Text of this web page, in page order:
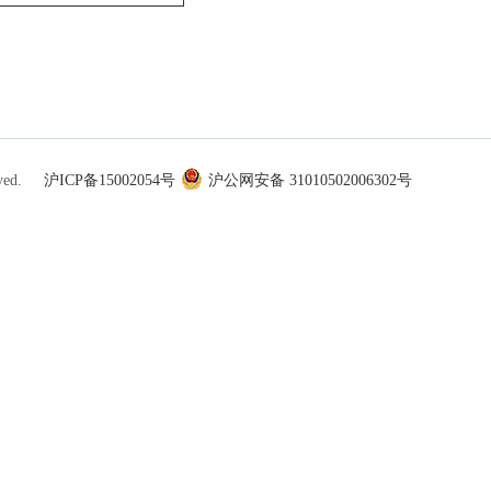
沪ICP备15002054号 沪公网安备 31010502006302号